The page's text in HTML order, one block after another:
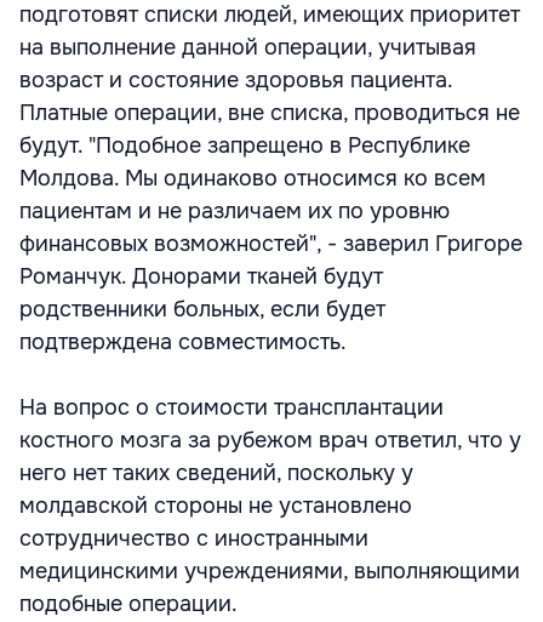
подготовят списки людей, имеющих приоритет
на выполнение данной операции, учитывая
возраст и состояние здоровья пациента.
Платные операции, вне списка, проводиться не
будут. "Подобное запрещено в Республике
Молдова. Мы одинаково относимся ко всем
пациентам и не различаем их по уровню
финансовых возможностей", - заверил Григоре
Романчук. Донорами тканей будут
родственники больных, если будет
подтверждена совместимость.
На вопрос о стоимости трансплантации
костного мозга за рубежом врач ответил, что у
него нет таких сведений, поскольку у
молдавской стороны не установлено
сотрудничество с иностранными
медицинскими учреждениями, выполняющими
подобные операции.